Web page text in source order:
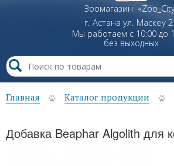
Зоомагазин
г. Астана ул. Маскеу
Мы работаем с 10:00 до
без выходных
Главная Каталог продукции
Добавка Beaphar Algolith для